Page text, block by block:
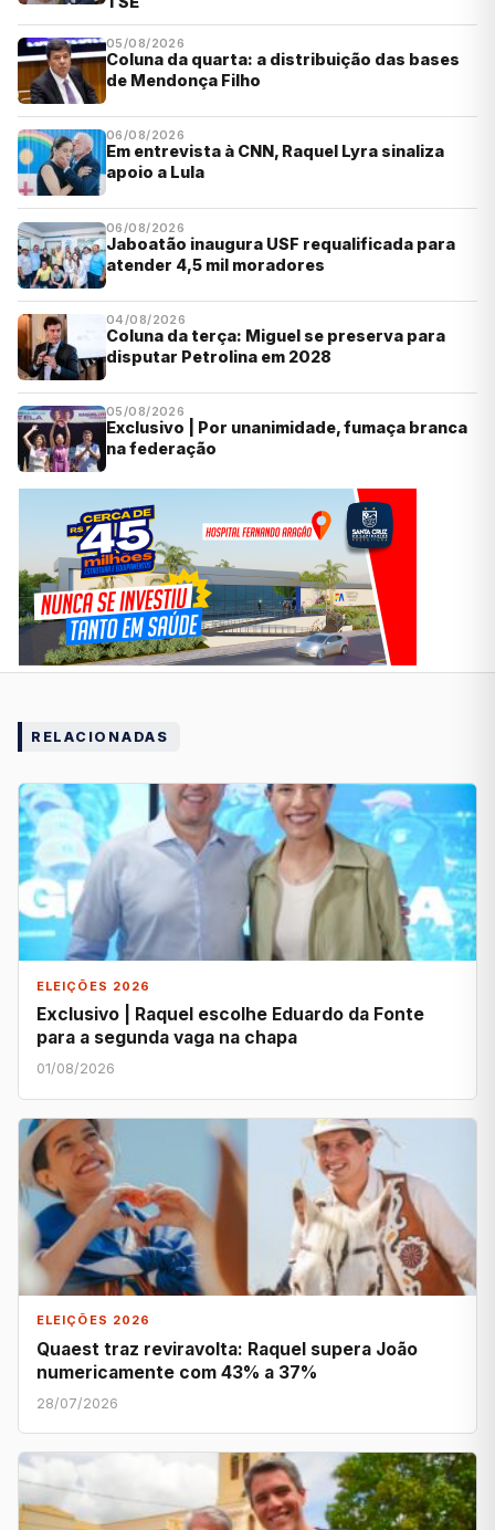
05/08/2026
Coluna da quarta: a distribuição das bases
de Mendonça Filho
06/08/2026
Em entrevista à CNN, Raquel Lyra sinaliza
apoio a Lula
06/08/2026
Jaboatão inaugura USF requalificada para
atender 4,5 mil moradores
04/08/2026
Coluna da terça: Miguel se preserva para
disputar Petrolina em 2028
05/08/2026
Exclusivo | Por unanimidade, fumaça branca
na federação
RELACIONADAS
ELEIÇÕES 2026
Exclusivo | Raquel escolhe Eduardo da Fonte
para a segunda vaga na chapa
01/08/2026
ELEIÇÕES 2026
Quaest traz reviravolta: Raquel supera João
numericamente com 43% a 37%
28/07/2026